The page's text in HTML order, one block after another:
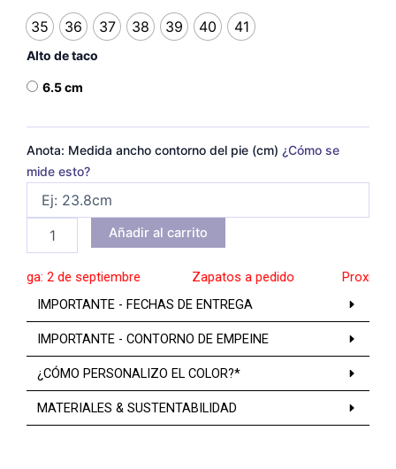
35 36 37 38 39 40 41
Alto de taco
6.5 cm
Anota: Medida ancho contorno del pie (cm) ¿Cómo se
mide esto?
Añadir al carrito
2 de septiembre______ Zapatos a pedido______
Proxima
IMPORTANTE - FECHAS DE ENTREGA
IMPORTANTE - CONTORNO DE EMPEINE
¿CÓMO PERSONALIZO EL COLOR?*
MATERIALES & SUSTENTABILIDAD